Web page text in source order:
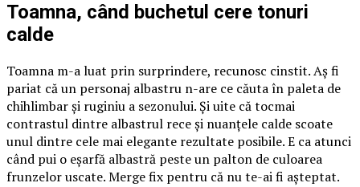
Toamna, când buchetul cere tonuri
calde
Toamna m-a luat prin surprindere, recunosc cinstit. Aș fi
pariat că un personaj albastru n-are ce căuta în paleta de
chihlimbar și ruginiu a sezonului. Și uite că tocmai
contrastul dintre albastrul rece și nuanțele calde scoate
unul dintre cele mai elegante rezultate posibile. E ca atunci
când pui o eșarfă albastră peste un palton de culoarea
frunzelor uscate. Merge fix pentru că nu te-ai fi așteptat.